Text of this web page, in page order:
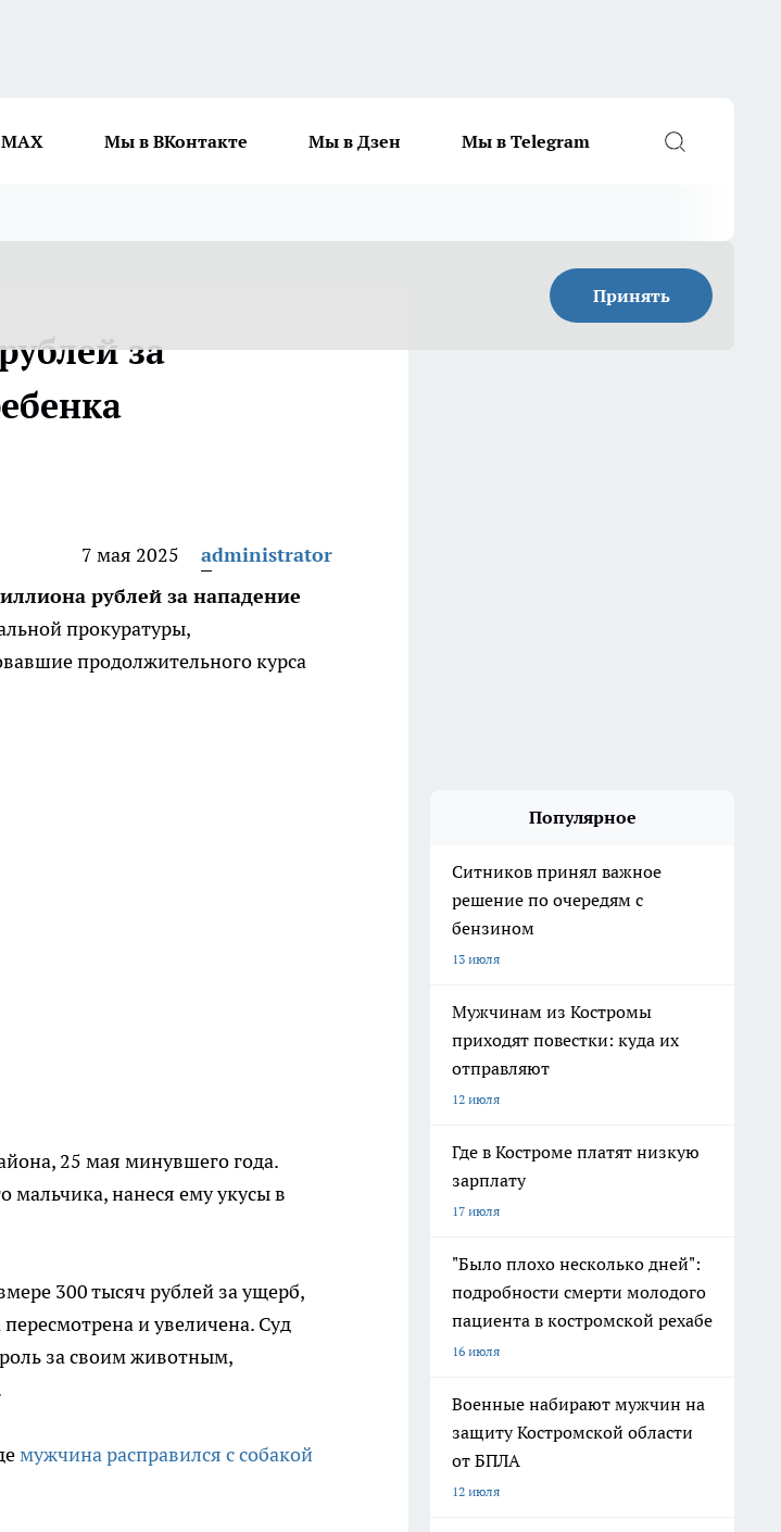
Мы в ВКонтакте Мы в Дзен Мы в Telegram
Принять
за
7 мая 2025
administrator
рублей за нападение
прокуратуры,
продолжительного курса
25 мая минувшего года.
мальчика, нанеся ему укусы в
300 тысяч рублей за ущерб,
и увеличена. Суд
за своим животным,
мужчина расправился с собакой
Популярное
Ситников принял важное
решение по очередям с
бензином
13 июля
Мужчинам из Костромы
приходят повестки: куда их
отправляют
12 июля
Где в Костроме платят низкую
зарплату
17 июля
"Было плохо несколько дней":
подробности смерти молодого
пациента в костромской рехабе
16 июля
Военные набирают мужчин на
защиту Костромской области
от БПЛА
12 июля